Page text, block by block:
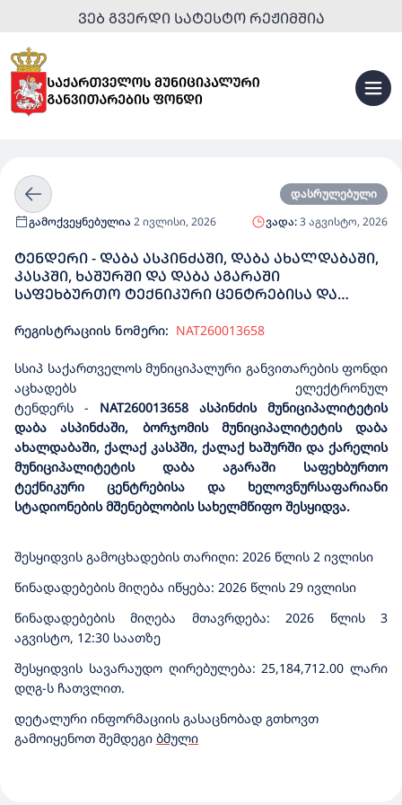
ᲕᲔᲑ ᲒᲕᲔᲠᲓᲘ ᲡᲐᲢᲔᲡᲢᲝ ᲠᲔᲟᲘᲛᲨᲘᲐ
დასრულებული
გამოქვეყნებულია 2 ივლისი, 2026 ვადა:3 აგვისტო, 2026
ᲢᲔᲜᲓᲔᲠᲘ - ᲓᲐᲑᲐ ᲐᲡᲞᲘᲜᲫᲐᲨᲘ, ᲓᲐᲑᲐ ᲐᲮᲐᲚᲓᲐᲑᲐᲨᲘ,
ᲙᲐᲡᲞᲨᲘ, ᲮᲐᲨᲣᲠᲨᲘ ᲓᲐ ᲓᲐᲑᲐ ᲐᲒᲐᲠᲐᲨᲘ
ᲡᲐᲤᲔᲮᲑᲣᲠᲗᲝ ᲢᲔᲥᲜᲘᲙᲣᲠᲘ ᲪᲔᲜᲢᲠᲔᲑᲘᲡᲐ ᲓᲐ
ᲨᲔᲡᲧᲘᲓᲕᲐ
რეგისტრაციის ნომერი: NAT260013658
სსიპ საქართველოს მუნიციპალური განვითარების ფონდი
აცხადებს ელექტრონულ
ტენდერს - NAT260013658 ასპინძის მუნიციპალიტეტის
დაბა ასპინძაში, ბორჯომის მუნიციპალიტეტის დაბა
ახალდაბაში, ქალაქ კასპში, ქალაქ ხაშურში და ქარელის
მუნიციპალიტეტის დაბა აგარაში საფეხბურთო
ტექნიკური ცენტრებისა და ხელოვნურსაფარიანი
სტადიონების მშენებლობის სახელმწიფო შესყიდვა.
შესყიდვის გამოცხადების თარიღი: 2026 წლის 2 ივლისი
წინადადებების მიღება იწყება: 2026 წლის 29 ივლისი
წინადადებების მიღება მთავრდება: 2026 წლის 3
აგვისტო, 12:30 საათზე
შესყიდვის სავარაუდო ღირებულება: 25,184,712.00 ლარი
დღგ-ს ჩათვლით.
დეტალური ინფორმაციის გასაცნობად გთხოვთ
გამოიყენოთ შემდეგი ბმული